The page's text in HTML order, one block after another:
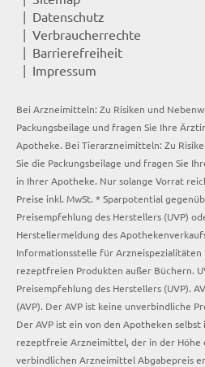
Datenschutz
Verbraucherrechte
Barrierefreiheit
Impressum
Bei Arzneimitteln: Zu Risiken und
Packungsbeilage und fragen Sie Ihre
Apotheke. Bei Tierarzneimitteln: Zu
Sie die Packungsbeilage und fragen Sie
in Ihrer Apotheke. Nur solange Vorrat
Preise inkl. MwSt. * Sparpotential
Preisempfehlung des Herstellers (UVP)
Herstellermeldung des
Informationsstelle für Arzneispezialitäten
rezeptfreien Produkten außer Büchern.
Preisempfehlung des Herstellers (UVP).
(AVP). Der AVP ist keine unverbindliche
Der AVP ist ein von den Apotheken
rezeptfreie Arzneimittel, der in der Höhe
verbindlichen Arzneimittel Abgabepreis